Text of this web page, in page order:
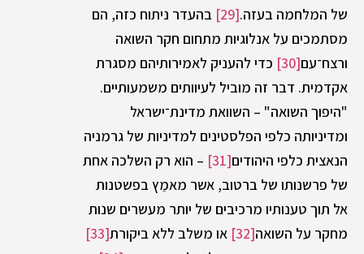
של המלחמה בעזה.[29]
בהעדר ניתוח כזה, הם
מסתמכים על אנלוגיות מתחום חקר השואה
ורצח־עם[30]
כדי להעניק לאמירותיהם מסגרת
אקדמית. דבר זה מוביל לעיוותים משמעותיים.
"היפוך השואה" – השוואת מדינת־ישראל
ומדיניותה כלפי הפלסטינים למדיניות של גרמניה
הנאצית כלפי היהודים[31]
– הוא רק השלכה אחת
של פרשנותו של ברטוב, אשר מאמֵץ בפשטנות
אל תוך טענותיו מרכיבים של יותר מעשרים שנות
מחקר על השואה[32] או משלב ללא ביקורת[33]